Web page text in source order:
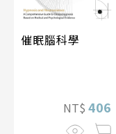
催眠腦科學
NT$ 406